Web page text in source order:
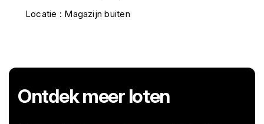
Locatie : Magazijn buiten
Ontdek meer loten